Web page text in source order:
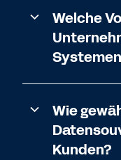
Welche
Wie
Kunden?